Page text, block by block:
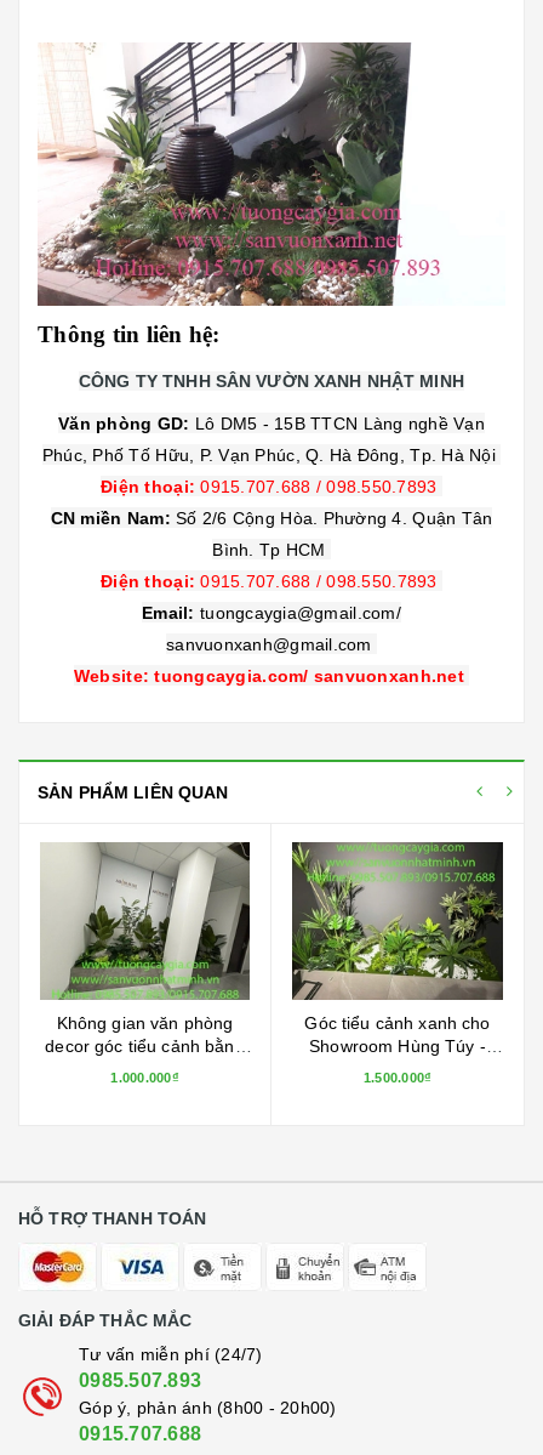
Thông tin liên hệ:
CÔNG TY TNHH SÂN VƯỜN XANH NHẬT MINH
Văn phòng GD: Lô DM5 - 15B TTCN Làng nghề Vạn
Phúc, Phố Tố Hữu, P. Vạn Phúc, Q. Hà Đông, Tp. Hà Nội
Điện thoại: 0915.707.688 /098.550.7893
CN miền Nam:Số 2/6 Cộng Hòa. Phường 4. Quận Tân
Bình. Tp HCM
Điện thoại: 0915.707.688 /098.550.7893
Email: tuongcaygia@gmail.com/
sanvuonxanh@gmail.com
Website: tuongcaygia.com/ sanvuonxanh.net
SẢN PHẨM LIÊN QUAN
Không gian văn phòng
decor góc tiểu cảnh bằng
cây lá nhân tạo tại 12 Đốc
1.000.000₫
Góc tiểu cảnh xanh cho
Showroom Hùng Túy -
chuyên trưng bày thiết bị
1.500.000₫
HỖ TRỢ THANH TOÁN
GIẢI ĐÁP THẮC MẮC
Tư vấn miễn phí (24/7)
0985.507.893
Góp ý, phản ánh (8h00 - 20h00)
0915.707.688